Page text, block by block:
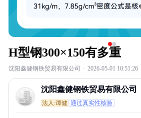
H型钢300×150有多重
沈阳鑫健钢铁贸易有限公司 · 2026-05-01 10:51:26
沈阳鑫健钢铁贸易有限公司
法人:谭健 通过真实性核验